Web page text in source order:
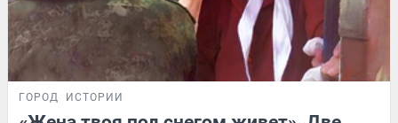
ГОРОД ИСТОРИИ